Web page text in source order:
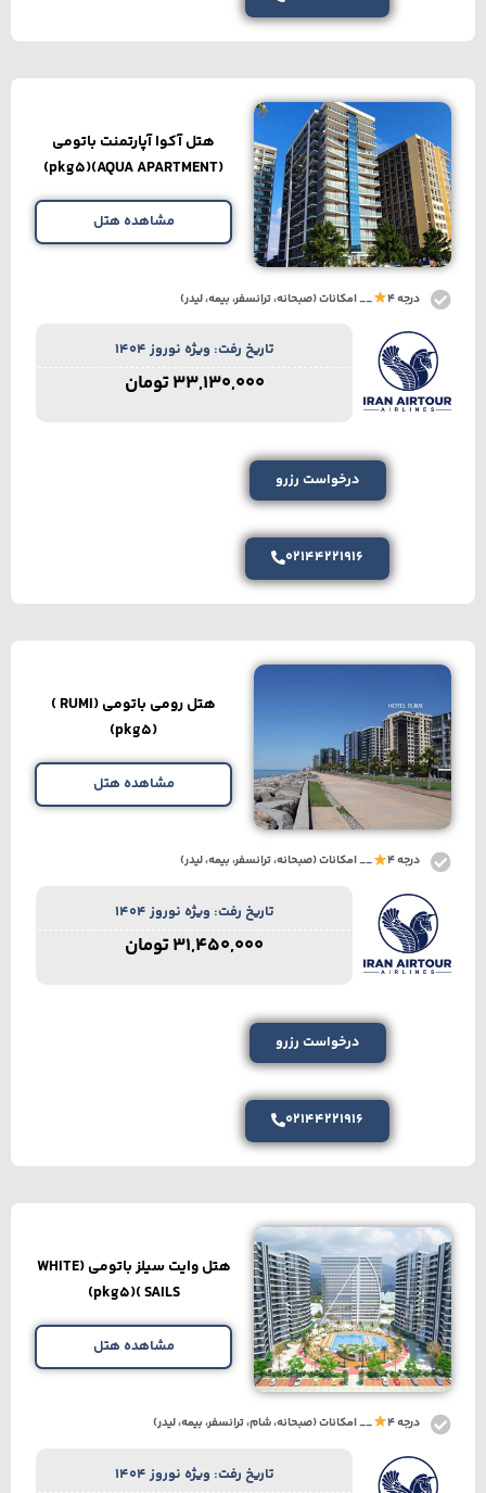
هتل آکوا آپارتمنت باتومی
(AQUA APARTMENT)(pkg5)
مشاهده هتل
درجه 4 __ امکانات (صبحانه، ترانسفر، بیمه، لیدر)
تاریخ رفت: ویژه نوروز 1404
33,130,000تومان
درخواست رزرو
02144221916
هتل رومی باتومی (RUMI )
(pkg5)
مشاهده هتل
درجه 4 __ امکانات (صبحانه، ترانسفر، بیمه، لیدر)
تاریخ رفت: ویژه نوروز 1404
31,450,000تومان
درخواست رزرو
02144221916
هتل وایت سیلز باتومی (WHITE
SAILS )(pkg5)
مشاهده هتل
درجه 4 __ امکانات (صبحانه، شام، ترانسفر، بیمه، لیدر)
تاریخ رفت: ویژه نوروز 1404